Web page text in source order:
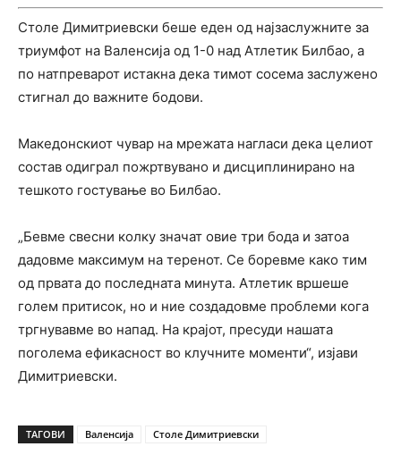
Столе Димитриевски беше еден од најзаслужните за
триумфот на Валенсија од 1-0 над Атлетик Билбао, а
по натпреварот истакна дека тимот сосема заслужено
стигнал до важните бодови.
Македонскиот чувар на мрежата нагласи дека целиот
состав одиграл пожртвувано и дисциплинирано на
тешкото гостување во Билбао.
„Бевме свесни колку значат овие три бода и затоа
дадовме максимум на теренот. Се боревме како тим
од првата до последната минута. Атлетик вршеше
голем притисок, но и ние создадовме проблеми кога
тргнувавме во напад. На крајот, пресуди нашата
поголема ефикасност во клучните моменти“, изјави
Димитриевски.
ТАГОВИ Валенсија Столе Димитриевски